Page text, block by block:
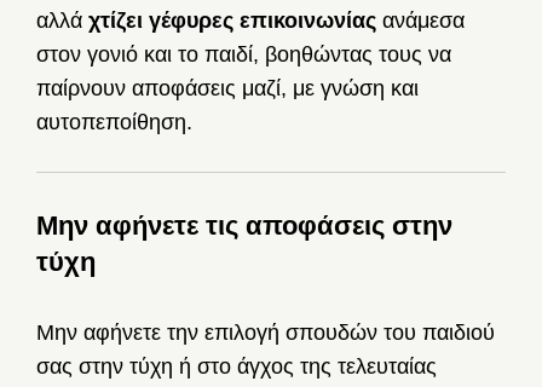
αλλά χτίζει γέφυρες επικοινωνίαςανάμεσα
στον γονιό και το παιδί, βοηθώντας τους να
παίρνουν αποφάσεις μαζί, με γνώση και
αυτοπεποίθηση.
Μην αφήνετε τις αποφάσεις στην
τύχη
Μην αφήνετε την επιλογή σπουδών του παιδιού
σας στην τύχη ή στο άγχος της τελευταίας